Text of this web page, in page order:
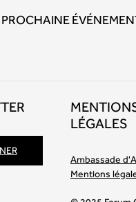
PROCHAINE
LÉGALES
Ambassade
Mentions